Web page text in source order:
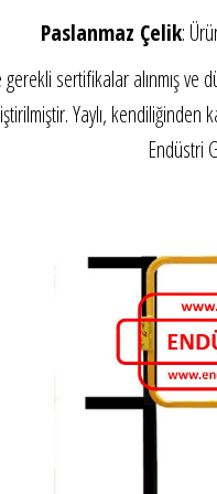
Paslanmaz Çelik:
sertifikalar alınmış ve
Yaylı, kendiliğinden
Endüstri